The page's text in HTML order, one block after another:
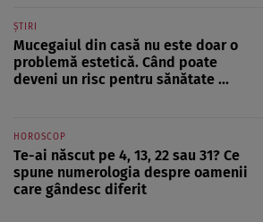
ȘTIRI
Mucegaiul din casă nu este doar o
problemă estetică. Când poate
deveni un risc pentru sănătate ...
HOROSCOP
Te-ai născut pe 4, 13, 22 sau 31? Ce
spune numerologia despre oamenii
care gândesc diferit